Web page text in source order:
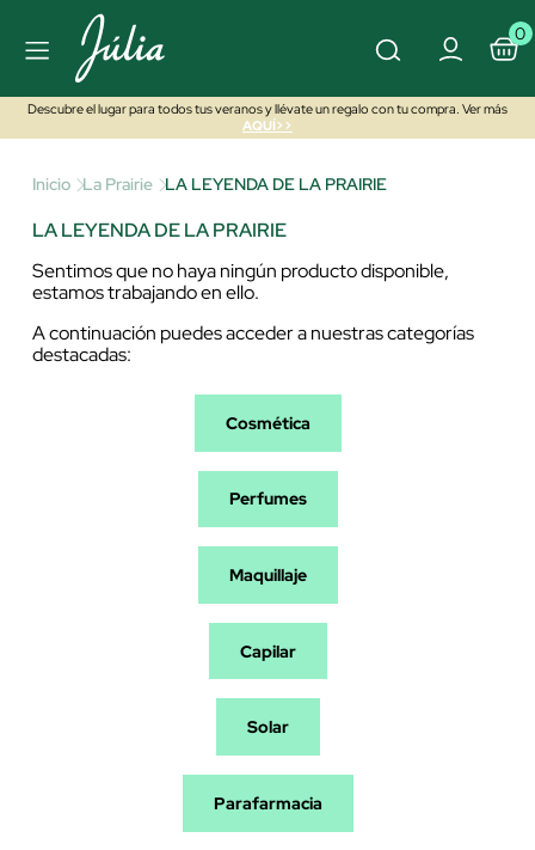
0
Descubre el lugar para todos tus veranos y llévate un regalo con tu compra. Ver más
AQUÍ>>
Inicio La Prairie LA LEYENDA DE LA PRAIRIE
LA LEYENDA DE LA PRAIRIE
Sentimos que no haya ningún producto disponible,
estamos trabajando en ello.
A continuación puedes acceder a nuestras categorías
destacadas:
Cosmética
Perfumes
Maquillaje
Capilar
Solar
Parafarmacia